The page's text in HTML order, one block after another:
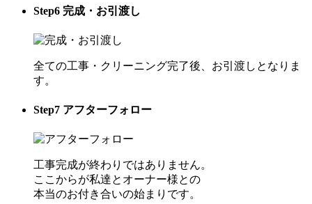
Step6 完成・お引渡し
全ての工事・クリーニング完了後、お引渡しとなりま
す。
Step7 アフターフォロー
工事完成が終わりではありません。
ここからが私達とオーナー様との
本当のお付き合いの始まりです。